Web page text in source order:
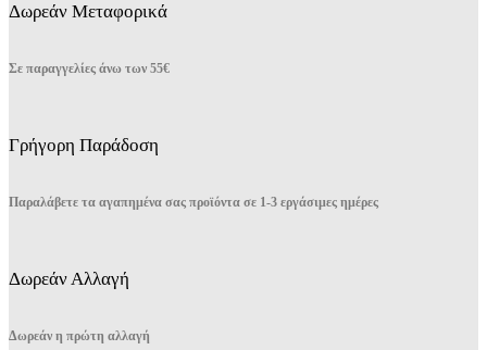
Δωρεάν Μεταφορικά
Σε παραγγελίες άνω των 55€
Γρήγορη Παράδοση
Παραλάβετε τα αγαπημένα σας προϊόντα σε 1-3 εργάσιμες ημέρες
Δωρεάν Αλλαγή
Δωρεάν η πρώτη αλλαγή